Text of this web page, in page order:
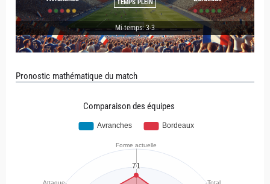
TEMPS PLEIN
Mi-temps: 3-3
Pronostic mathématique du match
Comparaison des équipes